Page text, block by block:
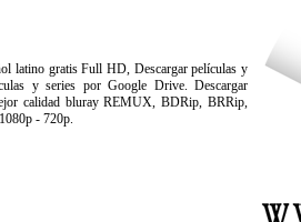
latino gratis Full HD, Descargar películas y
y series por Google Drive. Descargar
calidad bluray REMUX, BDRip, BRRip,
- 720p.